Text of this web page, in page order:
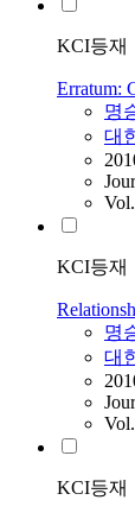
KCI등재
Erratum:
명
대
KCI등재
명
대
KCI등재